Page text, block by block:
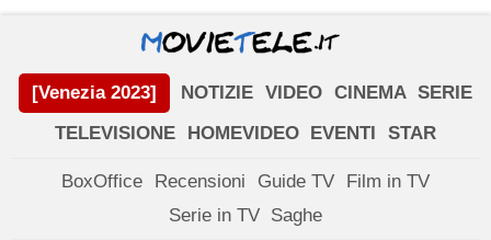
[Venezia 2023] NOTIZIE VIDEO CINEMA SERIE
TELEVISIONE
HOMEVIDEO EVENTI STAR
BoxOffice Recensioni Guide TV
Film in TV
Serie in TV Saghe